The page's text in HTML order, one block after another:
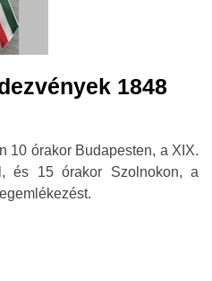
1848
10 órakor Budapesten, a XIX.
és 15 órakor Szolnokon, a